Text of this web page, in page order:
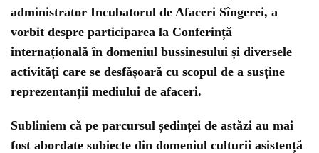
administrator Incubatorul de Afaceri Sîngerei, a
vorbit despre participarea la Conferință
internațională în domeniul bussinesului și diversele
activități care se desfășoară cu scopul de a susține
reprezentanții mediului de afaceri.
Subliniem că pe parcursul ședinței de astăzi au mai
fost abordate subiecte din domeniul culturii asistență